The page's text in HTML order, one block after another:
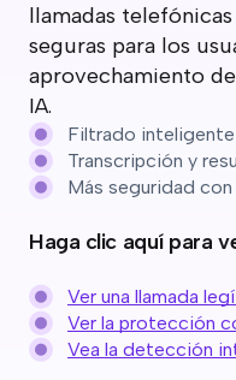
llamadas
seguras para los
aprovechamiento
IA.
Filtrado inteligente
Transcripción y
Más seguridad
Haga clic aquí para
Ver una llamada
Ver la protección
Vea la detección